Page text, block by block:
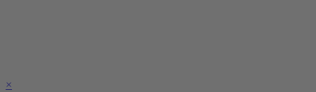
×